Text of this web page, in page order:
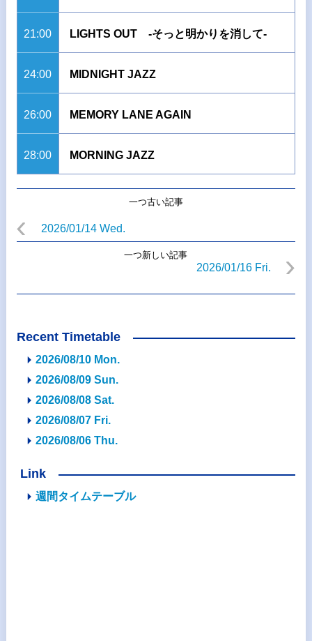
21:00 LIGHTS OUT -そっと明かりを消して-
24:00 MIDNIGHT JAZZ
26:00 MEMORY LANE AGAIN
28:00 MORNING JAZZ
一つ古い記事
2026/01/14 Wed.
一つ新しい記事
2026/01/16 Fri.
Recent Timetable
2026/08/10 Mon.
2026/08/09 Sun.
2026/08/08 Sat.
2026/08/07 Fri.
2026/08/06 Thu.
Link
週間タイムテーブル